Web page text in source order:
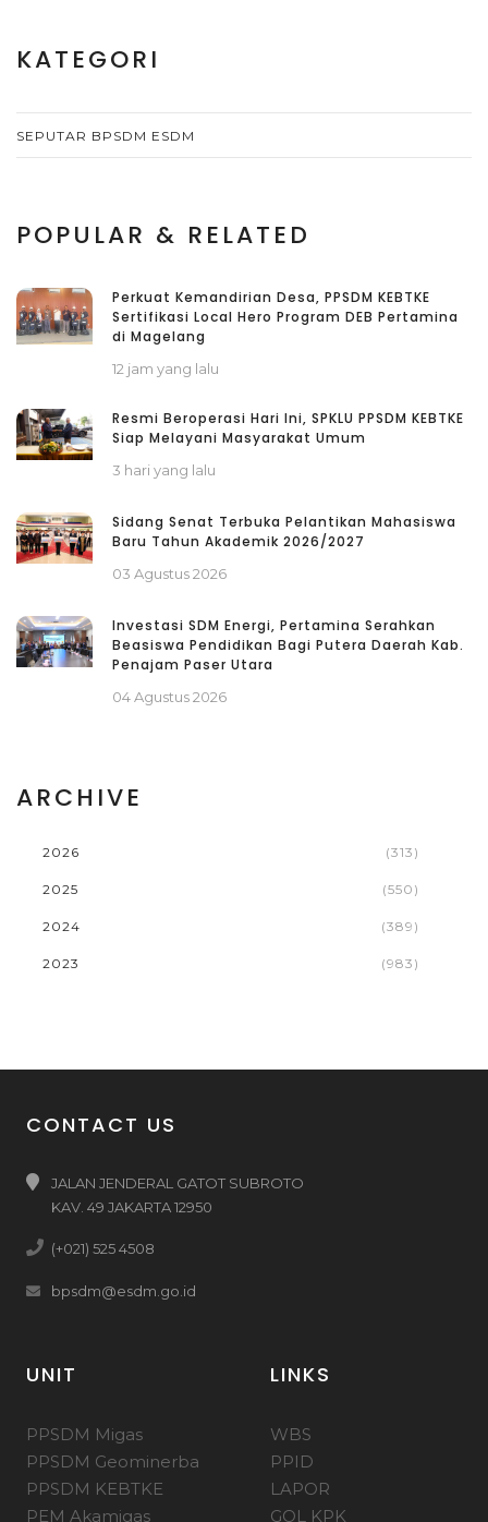
KATEGORI
SEPUTAR BPSDM ESDM
POPULAR & RELATED
Perkuat Kemandirian Desa, PPSDM KEBTKE
Sertifikasi Local Hero Program DEB Pertamina
di Magelang
12 jam yang lalu
Resmi Beroperasi Hari Ini, SPKLU PPSDM KEBTKE
Siap Melayani Masyarakat Umum
3 hari yang lalu
Sidang Senat Terbuka Pelantikan Mahasiswa
Baru Tahun Akademik 2026/2027
03 Agustus 2026
Investasi SDM Energi, Pertamina Serahkan
Beasiswa Pendidikan Bagi Putera Daerah Kab.
Penajam Paser Utara
04 Agustus 2026
ARCHIVE
2026 (313)
2025 (550)
2024 (389)
2023 (983)
CONTACT US
JALAN JENDERAL GATOT SUBROTO
KAV. 49 JAKARTA 12950
(+021) 525 4508
bpsdm@esdm.go.id
UNIT
PPSDM Migas
PPSDM Geominerba
PPSDM KEBTKE
PEM Akamigas
LINKS
WBS
PPID
LAPOR
GOL KPK